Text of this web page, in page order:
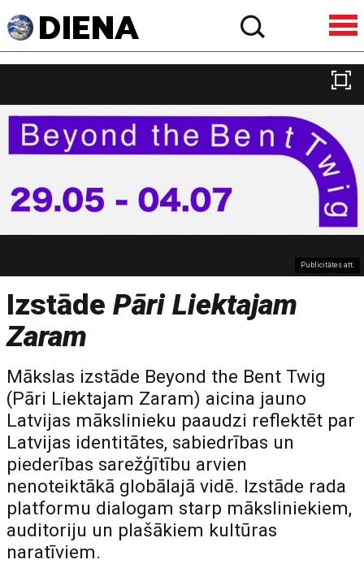
Publicitātes att.
IzstādePāri Liektajam
Zaram
Mākslas izstāde Beyond the Bent Twig
(Pāri Liektajam Zaram) aicina jauno
Latvijas mākslinieku paaudzi reflektēt par
Latvijas identitātes, sabiedrības un
piederības sarežģītību arvien
nenoteiktākā globālajā vidē. Izstāde rada
platformu dialogam starp māksliniekiem,
auditoriju un plašākiem kultūras
naratīviem.